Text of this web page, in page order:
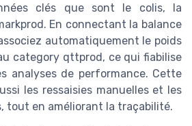
clés que sont le colis, la
En connectant la balance
automatiquement le poids
category qttprod, ce qui fiabilise
analyses de performance. Cette
les ressaisies manuelles et les
tout en améliorant la traçabilité.